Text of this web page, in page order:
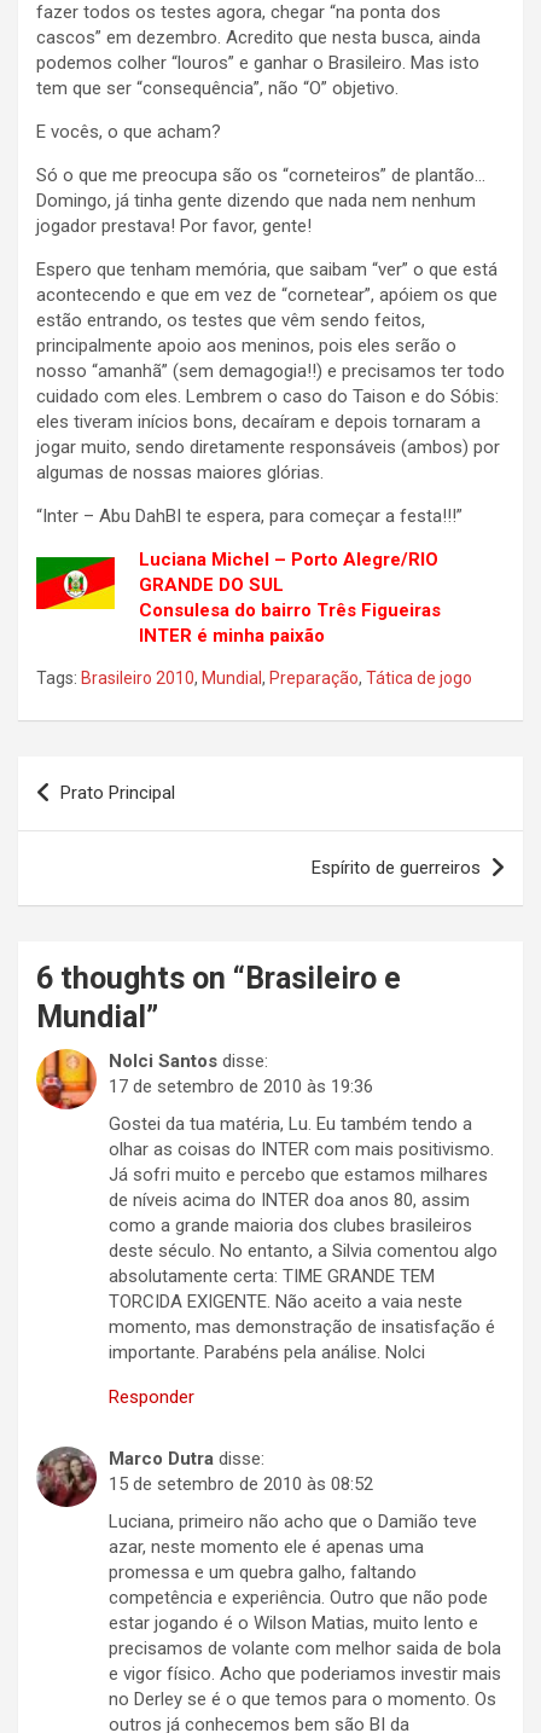
fazer todos os testes agora, chegar “na ponta dos
cascos” em dezembro. Acredito que nesta busca, ainda
podemos colher “louros” e ganhar o Brasileiro. Mas isto
tem que ser “consequência”, não “O” objetivo.
E vocês, o que acham?
Só o que me preocupa são os “corneteiros” de plantão…
Domingo, já tinha gente dizendo que nada nem nenhum
jogador prestava! Por favor, gente!
Espero que tenham memória, que saibam “ver” o que está
acontecendo e que em vez de “cornetear”, apóiem os que
estão entrando, os testes que vêm sendo feitos,
principalmente apoio aos meninos, pois eles serão o
nosso “amanhã” (sem demagogia!!) e precisamos ter todo
cuidado com eles. Lembrem o caso do Taison e do Sóbis:
eles tiveram inícios bons, decaíram e depois tornaram a
jogar muito, sendo diretamente responsáveis (ambos) por
algumas de nossas maiores glórias.
“Inter – Abu DahBI te espera, para começar a festa!!!”
Luciana Michel – Porto Alegre/RIO
GRANDE DO SUL
Consulesa do bairro Três Figueiras
INTER é minha paixão
Tags: Brasileiro 2010, Mundial , Preparação, Tática de jogo
Navegação
de
Prato Principal
Espírito de guerreiros
6 thoughts on “ Brasileiro e
Mundial ”
Nolci Santos disse:
17 de setembro de 2010 às 19:36
Gostei da tua matéria, Lu. Eu também tendo a
olhar as coisas do INTER com mais positivismo.
Já sofri muito e percebo que estamos milhares
de níveis acima do INTER doa anos 80, assim
como a grande maioria dos clubes brasileiros
deste século. No entanto, a Silvia comentou algo
absolutamente certa: TIME GRANDE TEM
TORCIDA EXIGENTE. Não aceito a vaia neste
momento, mas demonstração de insatisfação é
importante. Parabéns pela análise. Nolci
Responder
Marco Dutra disse:
15 de setembro de 2010 às 08:52
Luciana, primeiro não acho que o Damião teve
azar, neste momento ele é apenas uma
promessa e um quebra galho, faltando
competência e experiência. Outro que não pode
estar jogando é o Wilson Matias, muito lento e
precisamos de volante com melhor saida de bola
e vigor físico. Acho que poderiamos investir mais
no Derley se é o que temos para o momento. Os
outros já conhecemos bem são BI da